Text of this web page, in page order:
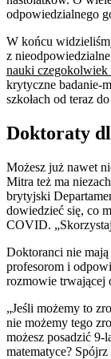
odpowiedzialnego
W końcu
z
nauki czegokolwiek
krytyczne badanie-
szkołach od teraz
Doktoraty
Możesz już nawet
Mitra też ma
brytyjski
dowiedzieć się, co
COVID.
Doktoranci nie
profesorom i
rozmowie trwającej
„Jeśli możemy to
nie możemy tego
możesz posadzić 9-
matematyce?